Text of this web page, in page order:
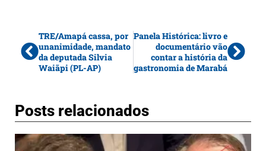
TRE/Amapá cassa, por
unanimidade, mandato
da deputada Silvia
Waiãpi (PL-AP)
Panela Histórica: livro e
documentário vão
contar a história da
gastronomia de Marabá
Posts relacionados